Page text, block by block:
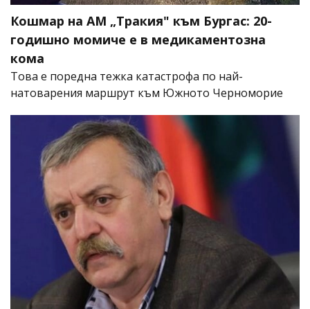
Кошмар на АМ „Тракия" към Бургас: 20-
годишно момиче е в медикаментозна
кома
Това е поредна тежка катастрофа по най-
натоварения маршрут към Южното Черноморие